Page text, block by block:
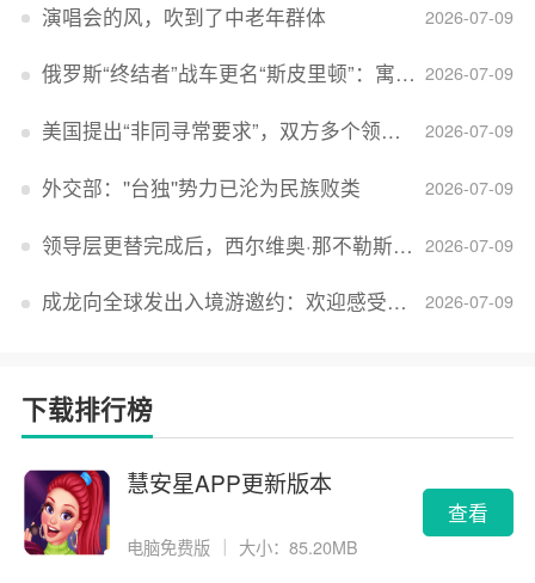
2026-07-09
演唱会的风，吹到了中老年群体
2026-07-09
俄罗斯“终结者”战车更名“斯皮里顿”：寓意强大可靠，彰显俄精神力量
2026-07-09
美国提出“非同寻常要求”，双方多个领域分歧依旧，印美贸易谈判进入“关键阶段”
2026-07-09
外交部：''台独''势力已沦为民族败类
2026-07-09
领导层更替完成后，西尔维奥·那不勒斯出任Lucid首席执行官
2026-07-09
成龙向全球发出入境游邀约：欢迎感受无滤镜的真实中国
下载排行榜
慧安星APP更新版本
电脑免费版 ｜ 大小：85.20MB
查看